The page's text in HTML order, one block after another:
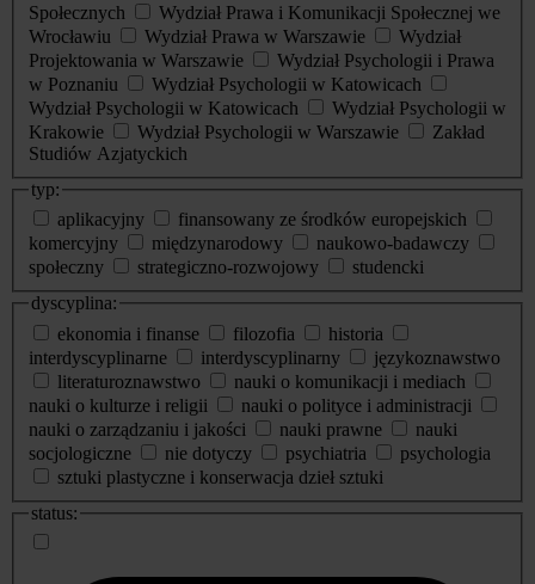
Społecznych
Wydział Prawa i Komunikacji Społecznej we
Wrocławiu
Wydział Prawa w Warszawie
Wydział
Projektowania w Warszawie
Wydział Psychologii i Prawa
w Poznaniu
Wydział Psychologii w Katowicach
Wydział Psychologii w Katowicach
Wydział Psychologii w
Krakowie
Wydział Psychologii w Warszawie
Zakład
Studiów Azjatyckich
typ:
aplikacyjny
finansowany ze środków europejskich
komercyjny
międzynarodowy
naukowo-badawczy
społeczny
strategiczno-rozwojowy
studencki
dyscyplina:
ekonomia i finanse
filozofia
historia
interdyscyplinarne
interdyscyplinarny
językoznawstwo
literaturoznawstwo
nauki o komunikacji i mediach
nauki o kulturze i religii
nauki o polityce i administracji
nauki o zarządzaniu i jakości
nauki prawne
nauki
socjologiczne
nie dotyczy psychiatria
psychologia
sztuki plastyczne i konserwacja dzieł sztuki
status: